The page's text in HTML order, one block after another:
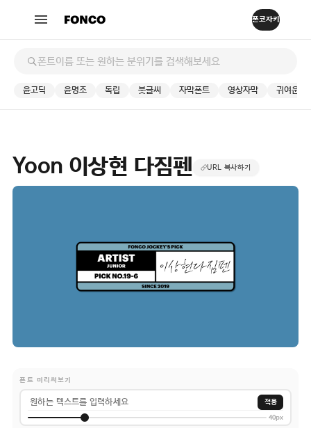
윤고딕 윤명조 독립 붓글씨 자막폰트 영상자막 귀여운
Yoon 이상현 다짐펜 URL 복사하기
폰트 미리써보기
적용
40px